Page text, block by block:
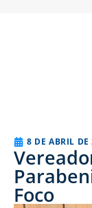
8 DE ABRIL DE
Foco